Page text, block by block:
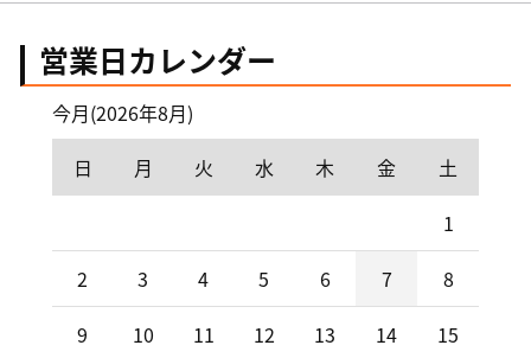
営業日カレンダー
今月(2026年8月)
日
月 火 水 木 金
土
1
2
3 4 5 6 7
8
9
10 11 12 13 14
15